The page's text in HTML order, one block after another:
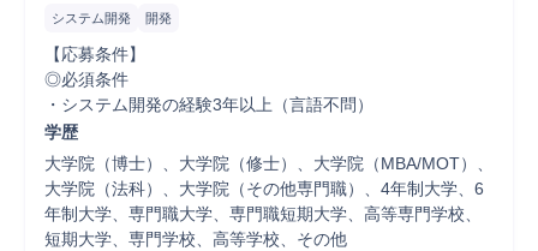
システム開発 開発
【応募条件】
◎必須条件
・システム開発の経験3年以上（言語不問）
学歴
大学院（博士）、大学院（修士）、大学院（MBA/MOT）、
大学院（法科）、大学院（その他専門職）、4年制大学、6
年制大学、専門職大学、専門職短期大学、高等専門学校、
短期大学、専門学校、高等学校、その他